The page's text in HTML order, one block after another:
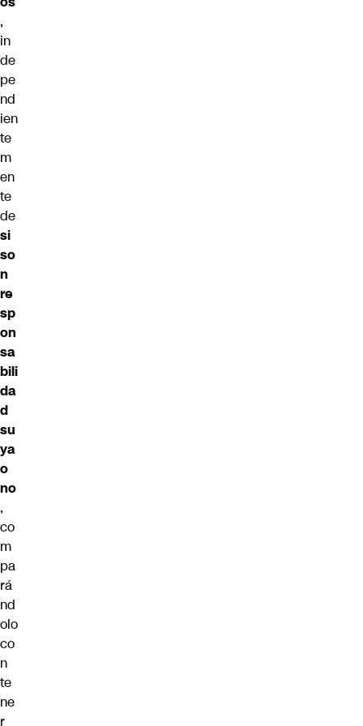
,
in
de
pe
nd
ien
te
m
en
te
de
si
so
n
re
sp
on
sa
bili
da
d
su
ya
o
no
,
co
m
pa
rá
nd
olo
co
n
te
ne
r